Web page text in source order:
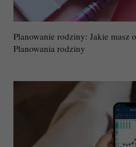
Planowanie rodziny: Jakie masz
Planowania rodziny